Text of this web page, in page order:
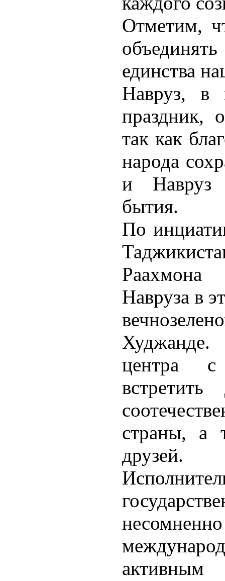
Отметим,
единства
Навруз, в
праздник,
так как
народа
и Навруз
бытия.
По
Раахмона
Навруза в
Худжанде.
центра с
страны, а
друзей.